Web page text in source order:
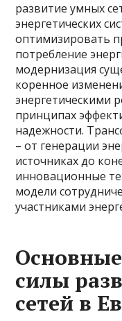
развитие умных
энергетических
оптимизировать
потребление
модернизация
коренное
энергетическими
принципах
надежности.
– от генерации
источниках до
инновационные
модели
участниками
силы
сетей в